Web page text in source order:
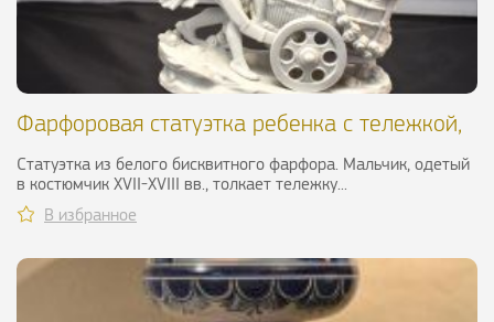
Фарфоровая статуэтка ребенка с тележкой,
Статуэтка из белого бисквитного фарфора. Мальчик, одетый
в костюмчик XVII-XVIII вв., толкает тележку...
В избранное